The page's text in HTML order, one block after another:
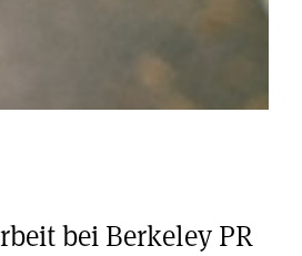
bei Berkeley PR